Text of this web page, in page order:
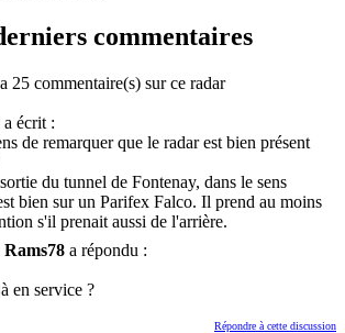
commentaires
25 commentaire(s) sur ce radar
a écrit :
de remarquer que le radar est bien présent
du tunnel de Fontenay, dans le sens
bien sur un Parifex Falco. Il prend au moins
s'il prenait aussi de l'arrière.
Rams78 a répondu :
en service ?
Répondre à cette discussion